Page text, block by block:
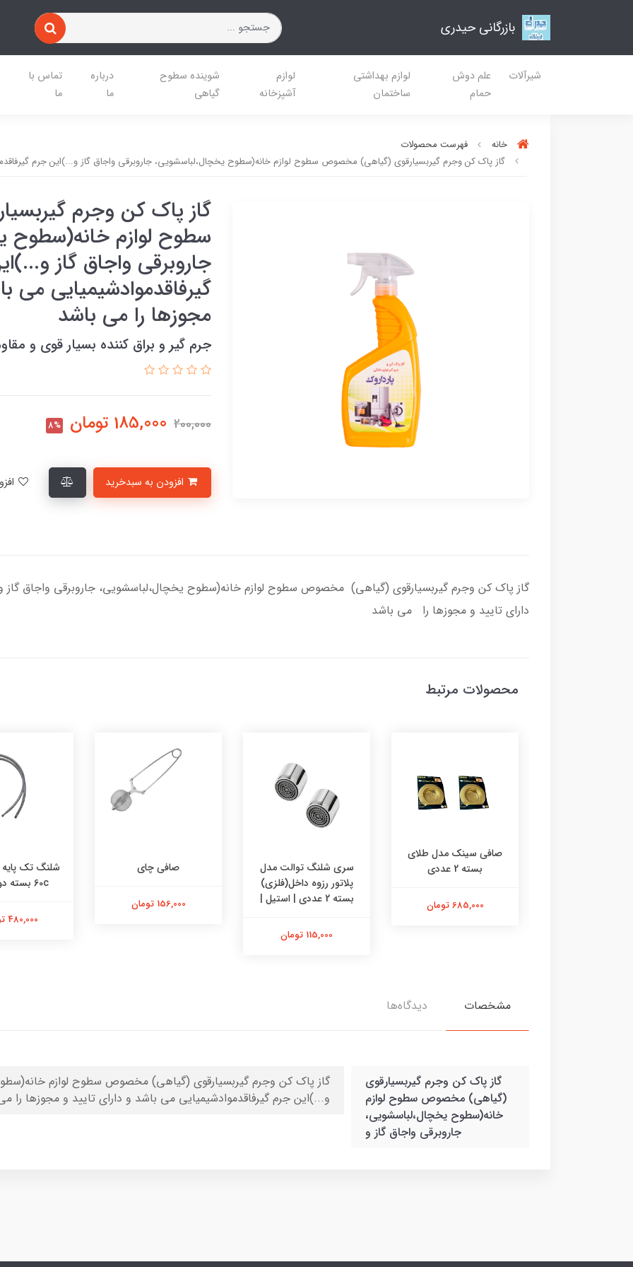
بازرگانی حیدری
شیرآلات
علم دوش
حمام
لوازم بهداشتی
ساختمان
لوازم
آشپزخانه
شوینده سطوح
گیاهی
درباره
ما
تماس با
ما
خانه
فهرست محصولات
گاز پاک کن وجرم گیربسیارقوی (گیاهی) مخصوص سطوح لوازم خانه(سطوح یخچال،لباسشویی، جاروبرقی واجاق گاز و...)این جرم
گاز پاک کن وجرم
سطوح لوازم خانه(سطوح
جاروبرقی واجاق گاز
گیرفاقدموادشیمیایی می
مجوزها را می باشد
جرم گیر و براق کننده بسیار قوی و
200,000
185,000 تومان 8%
گاز پاک کن وجرم گیربسیارقوی (گیاهی) مخصوص سطوح لوازم خانه(سطوح یخچال،لباسشویی، جاروبرقی واجاق گاز
دارای تایید و مجوزها را می باشد
محصولات مرتبط
صافی سینک مدل طلای
بسته 2 عددی
685,000 تومان
سری شلنگ توالت مدل
پلاتور رزوه داخل(فلزی)
بسته 2 عددی | استیل |
115,000 تومان
صافی چای
156,000 تومان
60c بسته دو عددی
480,000 تومان
مشخصات دیدگاه‌ها
گاز پاک کن وجرم گیربسیارقوی
(گیاهی) مخصوص سطوح لوازم
خانه(سطوح یخچال،لباسشویی،
جاروبرقی واجاق گاز و
گاز پاک کن وجرم گیربسیارقوی (گیاهی) مخصوص سطوح لوازم
و...)این جرم گیرفاقدموادشیمیایی می باشد و دارای تایید و مجوزها را